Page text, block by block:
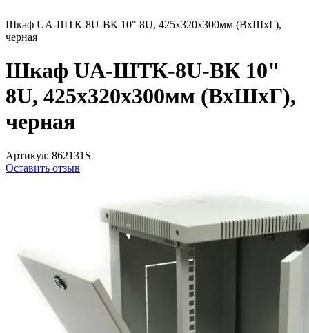
Шкаф UA-ШТК-8U-ВК 10" 8U, 425x320x300мм (ВхШхГ),
черная
Шкаф UA-ШТК-8U-ВК 10"
8U, 425x320x300мм (ВхШхГ),
черная
Артикул: 862131S
Оставить отзыв